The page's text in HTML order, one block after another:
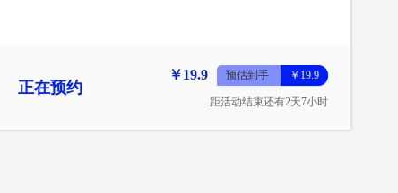
正在预约
￥19.9 预估到手 ￥19.9
距活动结束还有2天7小时